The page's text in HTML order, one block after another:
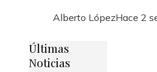
Alberto LópezHace 2
Últimas
Noticias